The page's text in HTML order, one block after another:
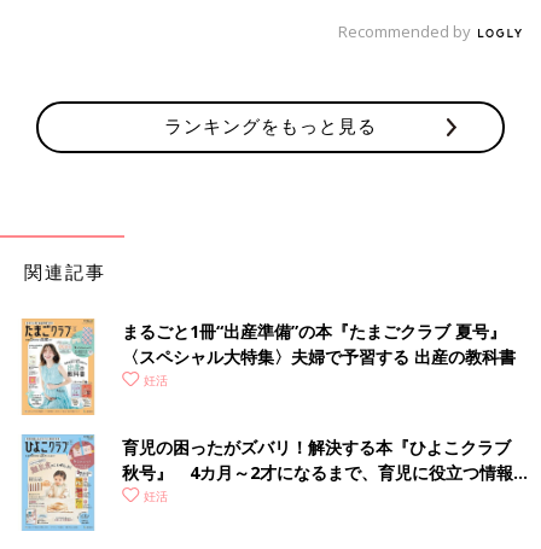
Recommended by
ランキングをもっと見る
関連記事
まるごと1冊“出産準備”の本『たまごクラブ 夏号』
〈スペシャル大特集〉夫婦で予習する 出産の教科書
妊活
育児の困ったがズバリ！解決する本『ひよこクラブ
秋号』 4カ月～2才になるまで、育児に役立つ情報が
いっぱい！
妊活